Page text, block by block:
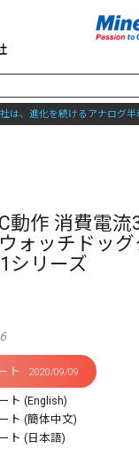
は、進化を続けるアナログ半
動作 消費電
ォッチドッ
シリーズ
ト 2020/09/09
ト (English)
ト (簡体中文)
ト (日本語)